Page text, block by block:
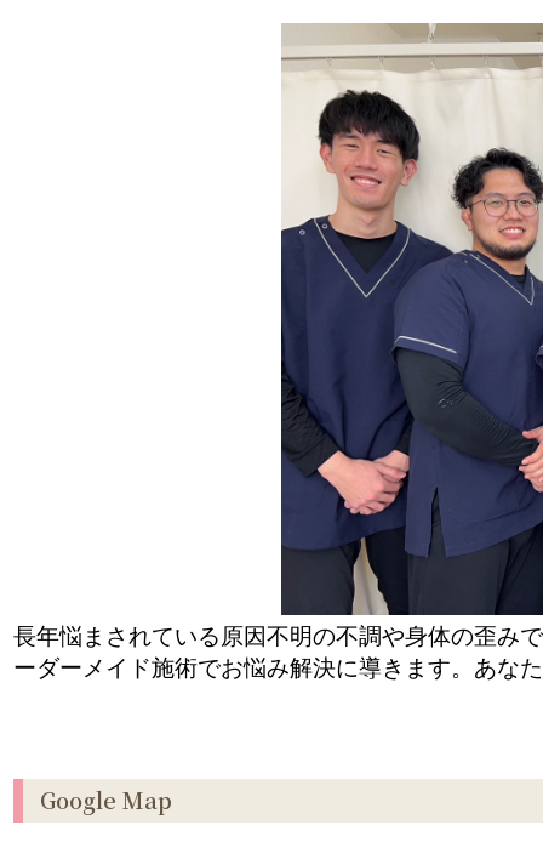
長年悩まされている原因不明の不調や身体の歪み
ーダーメイド施術でお悩み解決に導きます。あな
Google Map